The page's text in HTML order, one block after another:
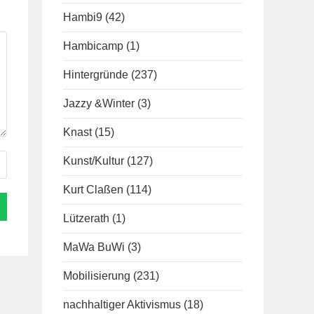
Hambi9 (42)
Hambicamp (1)
Hintergründe (237)
Jazzy &Winter (3)
Knast (15)
Kunst/Kultur (127)
Kurt Claßen (114)
Lützerath (1)
MaWa BuWi (3)
Mobilisierung (231)
nachhaltiger Aktivismus (18)